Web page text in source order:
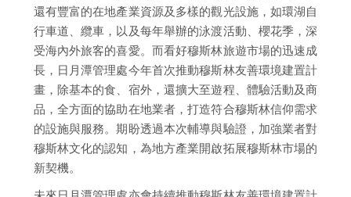
還有豐富的在地產業資源及多樣的觀光設施，如環湖自
行車道、纜車，以及每年舉辦的泳渡活動、櫻花季，深
受海內外旅客的喜愛。而看好穆斯林旅遊市場的迅速成
長，日月潭管理處今年首次推動穆斯林友善環境建置計
畫，除基本的食、宿外，還擴大至遊程、體驗活動及商
品，全方面的協助在地業者，打造符合穆斯林信仰需求
的設施與服務。期盼透過本次輔導與驗證，加強業者對
穆斯林文化的認知，為地方產業開啟拓展穆斯林市場的
新契機。